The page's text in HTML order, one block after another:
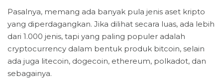
Pasalnya, memang ada banyak pula jenis aset kripto
yang diperdagangkan. Jika dilihat secara luas, ada lebih
dari 1.000 jenis, tapi yang paling populer adalah
cryptocurrency dalam bentuk produk bitcoin, selain
ada juga litecoin, dogecoin, ethereum, polkadot, dan
sebagainya.